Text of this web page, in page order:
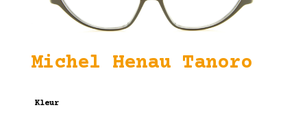
Michel Henau Tanoro
Kleur